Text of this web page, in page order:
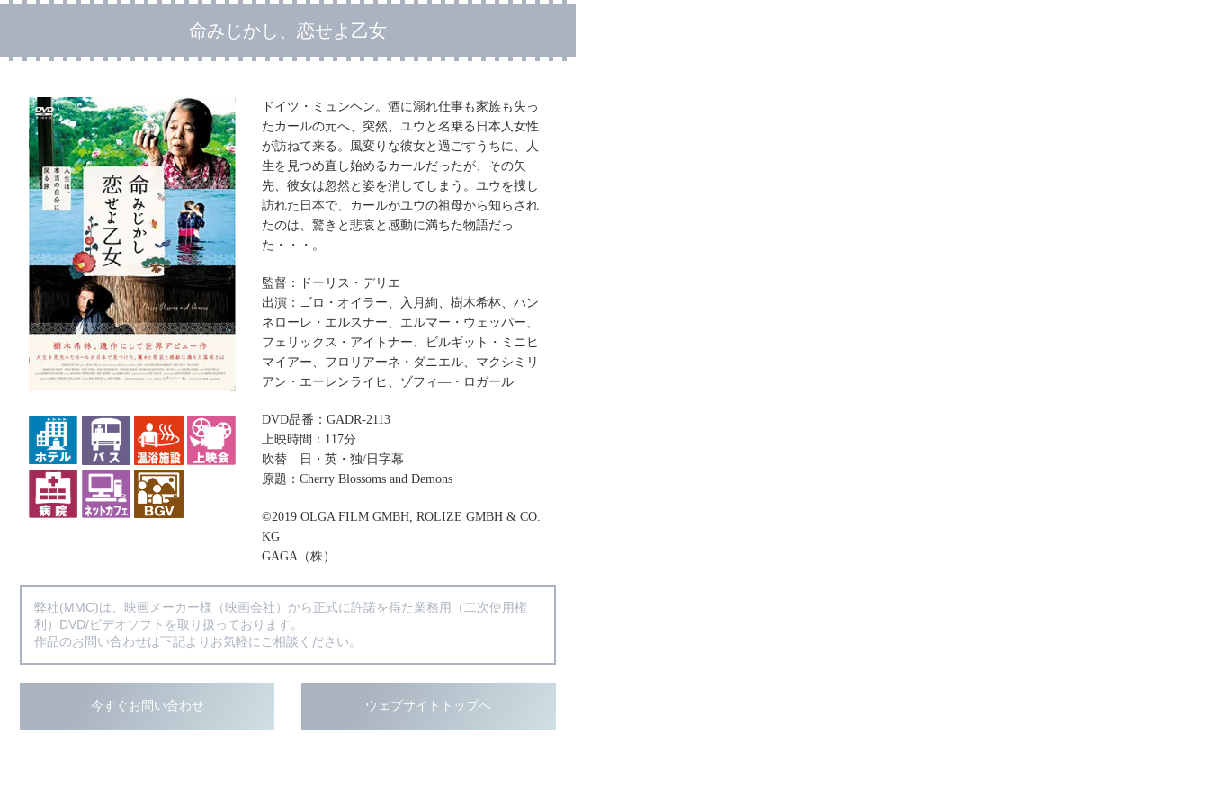
命みじかし、恋せよ乙女
ドイツ・ミュンヘン。酒に溺れ仕事も家族も失っ
たカールの元へ、突然、ユウと名乗る日本人女性
が訪ねて来る。風変りな彼女と過ごすうちに、人
生を見つめ直し始めるカールだったが、その矢
先、彼女は忽然と姿を消してしまう。ユウを捜し
訪れた日本で、カールがユウの祖母から知らされ
たのは、驚きと悲哀と感動に満ちた物語だっ
た・・・。
監督：ドーリス・デリエ
出演：ゴロ・オイラー、入月絢、樹木希林、ハン
ネローレ・エルスナー、エルマー・ウェッパー、
フェリックス・アイトナー、ビルギット・ミニヒ
マイアー、フロリアーネ・ダニエル、マクシミリ
アン・エーレンライヒ、ゾフィ―・ロガール
DVD品番：GADR-2113
上映時間：117分
吹替 日・英・独/日字幕
原題：Cherry Blossoms and Demons
©2019 OLGA FILM GMBH, ROLIZE GMBH & CO.
KG
GAGA（株）
弊社(MMC)は、映画メーカー様（映画会社）から正式に許諾を得た業務用（二次使用権
利）DVD/ビデオソフトを取り扱っております。
作品のお問い合わせは下記よりお気軽にご相談ください。
今すぐお問い合わせ ウェブサイトトップへ